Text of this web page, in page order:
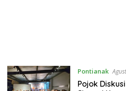
Pontianak
Pojok